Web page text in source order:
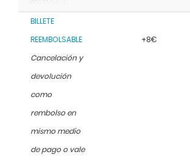
BILLETE
REEMBOLSABLE
Cancelación y
devolución
como
rembolso en
mismo medio
de pago o vale
+8€